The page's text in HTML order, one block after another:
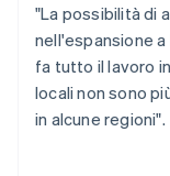
"La possibilità di
nell'espansione
fa tutto il lavoro
locali non sono
in alcune regioni".